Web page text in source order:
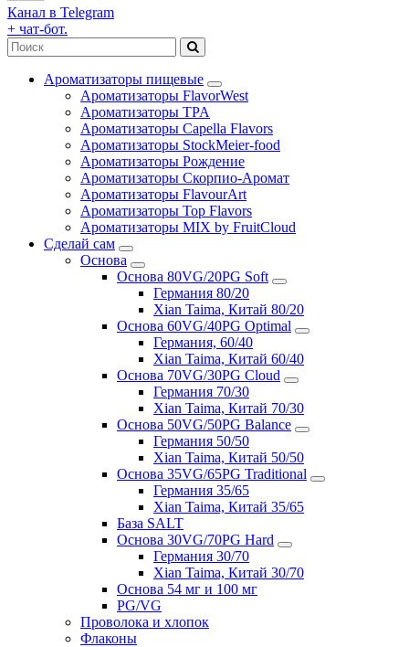
Канал в Telegram
+ чат-бот.
Ароматизаторы пищевые
Ароматизаторы FlavorWest
Ароматизаторы TPA
Ароматизаторы Capella Flavors
Ароматизаторы StockMeier-food
Ароматизаторы Рождение
Ароматизаторы Скорпио-Аромат
Ароматизаторы FlavourArt
Ароматизаторы Top Flavors
Ароматизаторы MIX by FruitCloud
Сделай сам
Основа
Основа 80VG/20PG Soft
Германия 80/20
Xian Taima, Китай 80/20
Основа 60VG/40PG Optimal
Германия, 60/40
Xian Taima, Китай 60/40
Основа 70VG/30PG Cloud
Германия 70/30
Xian Taima, Китай 70/30
Основа 50VG/50PG Balance
Германия 50/50
Xian Taima, Китай 50/50
Основа 35VG/65PG Traditional
Германия 35/65
Xian Taima, Китай 35/65
База SALT
Основа 30VG/70PG Hard
Германия 30/70
Xian Taima, Китай 30/70
Основа 54 мг и 100 мг
PG/VG
Проволока и хлопок
Флаконы